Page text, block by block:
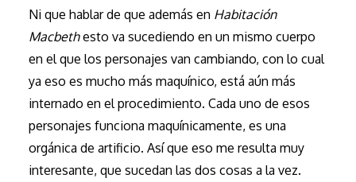
Ni que hablar de que además en Habitación
Macbethesto va sucediendo en un mismo cuerpo
en el que los personajes van cambiando, con lo cual
ya eso es mucho más maquínico, está aún más
internado en el procedimiento. Cada uno de esos
personajes funciona maquínicamente, es una
orgánica de artificio. Así que eso me resulta muy
interesante, que sucedan las dos cosas a la vez.